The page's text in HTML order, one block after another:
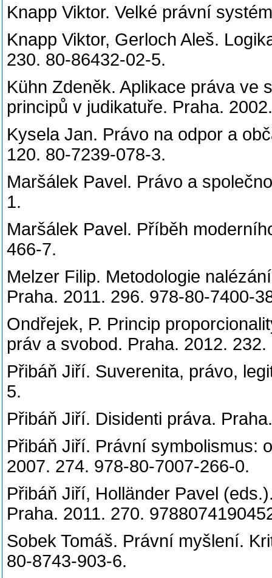
Knapp Viktor. Velké právní
Knapp Viktor, Gerloch Aleš.
230. 80-86432-02-5.
Kühn Zdeněk. Aplikace práva ve
principů v judikatuře. Praha.
Kysela Jan. Právo na odpor a
120. 80-7239-078-3.
Maršálek Pavel. Právo a
1.
Maršálek Pavel. Příběh
466-7.
Melzer Filip. Metodologie
Praha. 2011. 296. 978-80-
Ondřejek, P. Princip
práv a svobod. Praha. 2012.
Přibáň Jiří. Suverenita, právo,
5.
Přibáň Jiří. Disidenti práva.
Přibáň Jiří. Právní symbolismus:
2007. 274. 978-80-
Přibáň Jiří, Holländer Pavel
Praha. 2011. 270.
Sobek Tomáš. Právní myšlení.
80-8743-903-6.